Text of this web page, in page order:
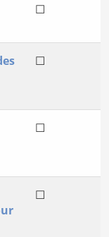
☐
☐
☐
☐